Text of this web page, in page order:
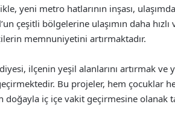
yeni metro hatlarının inşası,
çeşitli bölgelerine ulaşımın daha
memnuniyetini artırmaktadır.
ilçenin yeşil alanlarını artırmak
Bu projeler, hem çocuklar
doğayla iç içe vakit geçirmesine olanak